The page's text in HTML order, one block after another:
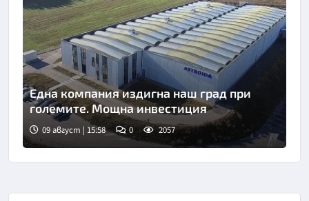
Една компания издигна наш град при
големите. Мощна инвестиция
09 август | 15:58 0 2057